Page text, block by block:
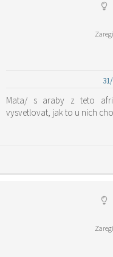
Mata/ s araby z teto
vysvetlovat, jak to u nich